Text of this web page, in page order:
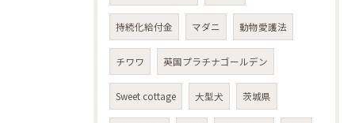
持続化給付金 マダニ 動物愛護法
チワワ 英国プラチナゴールデン
Sweet cottage 大型犬 茨城県